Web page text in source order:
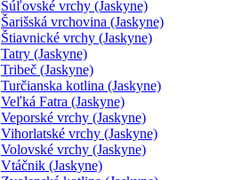
Súľovské vrchy (Jaskyne)
Šarišská vrchovina (Jaskyne)
Štiavnické vrchy (Jaskyne)
Tatry (Jaskyne)
Tribeč (Jaskyne)
Turčianska kotlina (Jaskyne)
Veľká Fatra (Jaskyne)
Veporské vrchy (Jaskyne)
Vihorlatské vrchy (Jaskyne)
Volovské vrchy (Jaskyne)
Vtáčnik (Jaskyne)